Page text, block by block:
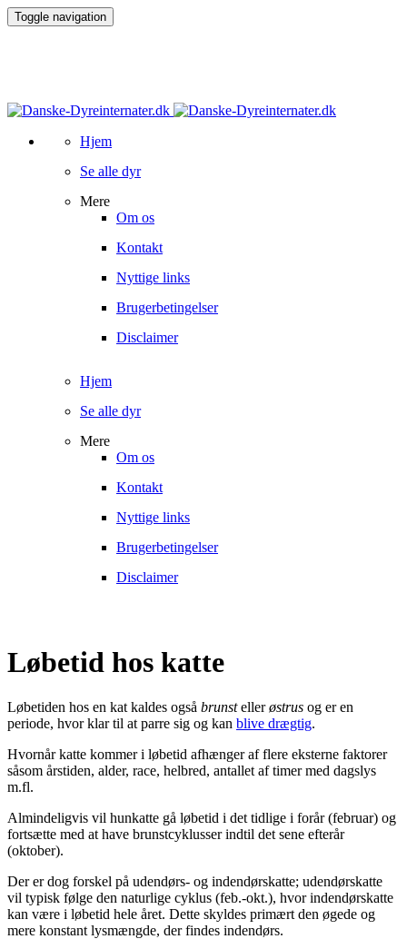
Toggle navigation
Hjem
Se alle dyr
Mere
Om os
Kontakt
Nyttige links
Brugerbetingelser
Disclaimer
Hjem
Se alle dyr
Mere
Om os
Kontakt
Nyttige links
Brugerbetingelser
Disclaimer
Løbetid hos katte
Løbetiden hos en kat kaldes også brunstellerøstrus og er en
periode, hvor klar til at parre sig og kan blive drægtig.
Hvornår katte kommer i løbetid afhænger af flere eksterne faktorer
såsom årstiden, alder, race, helbred, antallet af timer med dagslys
m.fl.
Almindeligvis vil hunkatte gå løbetid i det tidlige i forår (februar) og
fortsætte med at have brunstcyklusser indtil det sene efterår
(oktober).
Der er dog forskel på udendørs- og indendørskatte; udendørskatte
vil typisk følge den naturlige cyklus (feb.-okt.), hvor indendørskatte
kan være i løbetid hele året. Dette skyldes primært den øgede og
mere konstant lysmængde, der findes indendørs.